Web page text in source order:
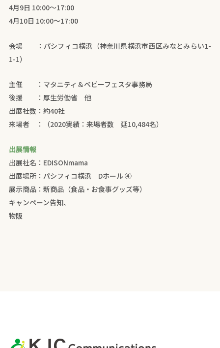
4月9日 10:00～17:00
4月10日 10:00～17:00
会場 ：パシフィコ横浜（神奈川県横浜市西区みなとみらい1-
1-1）
主催 ：マタニティ＆ベビーフェスタ事務局
後援 ：厚生労働省 他
出展社数：約40社
来場者 ：（2020実績：来場者数 延10,484名）
出展情報
出展社名：EDISONmama
出展場所：パシフィコ横浜 Dホール ④
展示商品：新商品（食品・お食事グッズ等）
キャンペーン告知、
物販